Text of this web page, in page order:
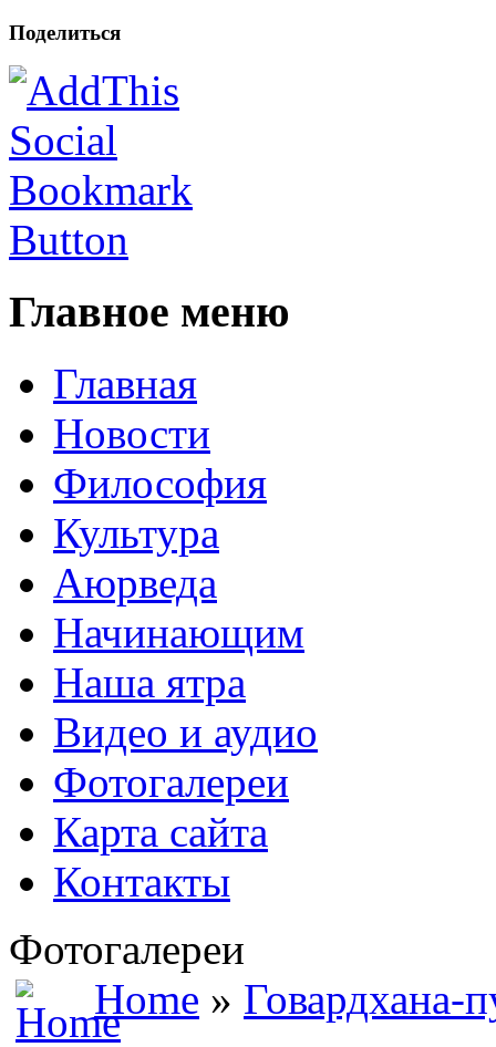
Поделиться
Главное меню
Главная
Новости
Философия
Культура
Аюрведа
Начинающим
Наша ятра
Видео и аудио
Фотогалереи
Карта сайта
Контакты
Фотогалереи
Home » Говардхана-